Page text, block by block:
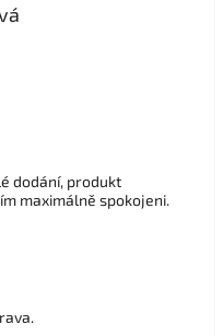
dodání, produkt
maximálně spokojeni.